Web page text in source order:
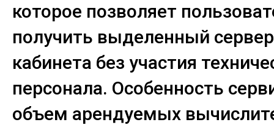
которое позволяет
получить выделенный
кабинета без участия
персонала. Особенность
объем арендуемых